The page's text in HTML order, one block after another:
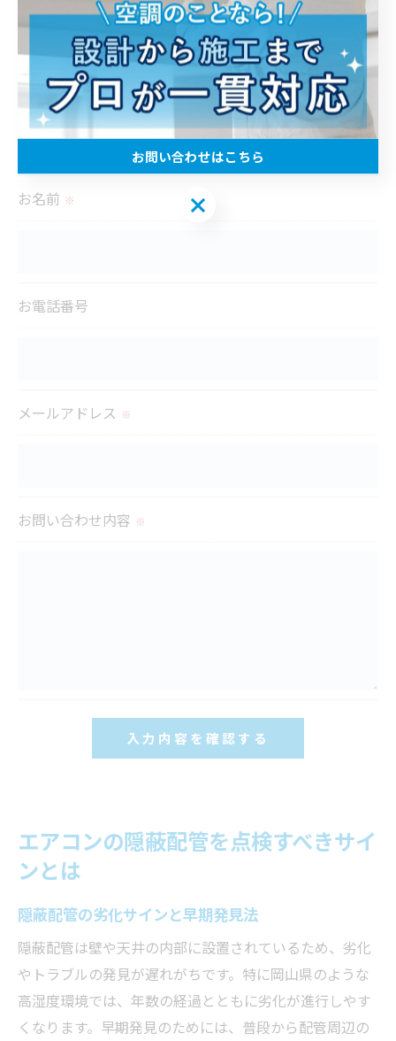
限定し利用させていただきます。
・本サービスに関する顧客管理
・本サービスの運営上必要な事項のご連絡
＜個人情報の提供について＞
当社ではお客様の同意を得た場合または法令に定め
られた場合を除き、
取得した個人情報を第三者に提供することはいたし
当社では、お客様の個人情報の開示･訂正･削除・利
個人情報の開示･訂正･削除・利用停止の具体的手続
きにつきましては、お電話でお問合せ下さい。
お名前 ※
お電話番号
メールアドレス ※
お問い合わせ内容 ※
エアコンの隠蔽配管を点検すべきサイ
ンとは
隠蔽配管の劣化サインと早期発見法
隠蔽配管は壁や天井の内部に設置されているため、劣化
やトラブルの発見が遅れがちです。特に岡山県のような
高湿度環境では、年数の経過とともに劣化が進行しやす
くなります。早期発見のためには、普段から配管周辺の
お問い合わせはこちら
お問い合わせはこちら